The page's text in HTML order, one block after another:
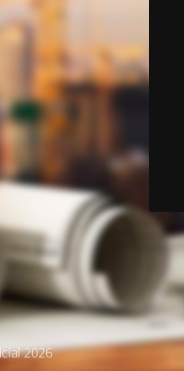
2026